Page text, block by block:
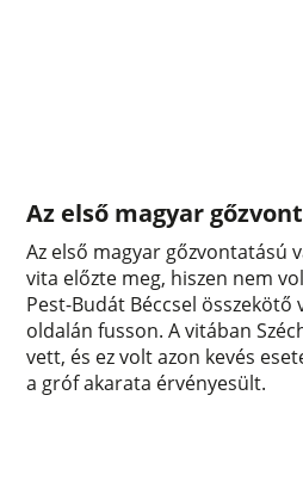
Az első magyar
Az első magyar gőzvontatású
vita előzte meg, hiszen nem
Pest-Budát Béccsel összekötő
oldalán fusson. A vitában
vett, és ez volt azon kevés
a gróf akarata érvényesült.